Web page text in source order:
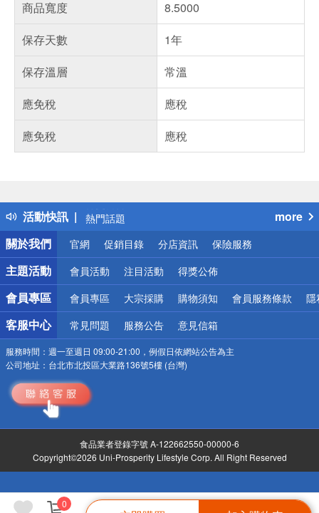
0
商品寬度
8.5000
保存天數
1年
保存溫層
常溫
應免稅
應稅
應免稅
應稅
活動快訊
得獎公告
熱門話題
銀行優惠
偏遠地區配送
詐騙網頁！請小心！
more
關於我們
官網 促銷目錄 分店資訊 保險服務
主題活動 會員活動 注目活動 得獎公佈
會員專區 會員專區 大宗採購 購物須知 會員服務條款 隱
客服中心 常見問題 服務公告 意見信箱
服務時間： 週一至週日 09:00-21:00，例假日依網站公告為主
公司地址： 台北市北投區大業路136號5樓 (台灣)
食品業者登錄字號 A-122662550-00000-6
Copyright©2026 Uni-Prosperity Lifestyle Corp. All Right Reserved